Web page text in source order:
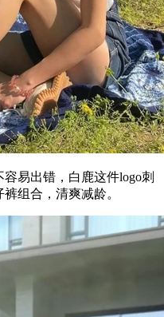
易出错，白鹿这件logo刺
组合，清爽减龄。